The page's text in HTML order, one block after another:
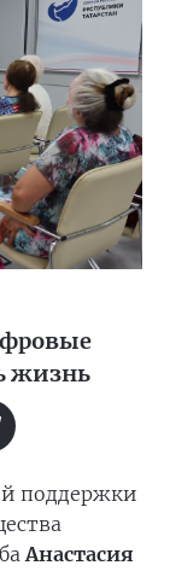
жизнь
поддержки
Анастасия